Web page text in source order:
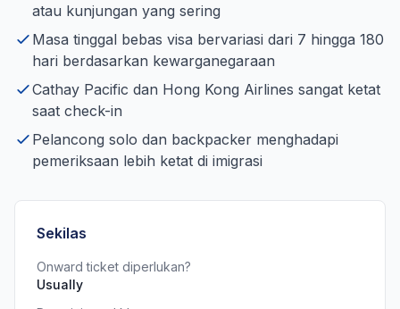
atau kunjungan yang sering
Masa tinggal bebas visa bervariasi dari 7 hingga 180
hari berdasarkan kewarganegaraan
Cathay Pacific dan Hong Kong Airlines sangat ketat
saat check-in
Pelancong solo dan backpacker menghadapi
pemeriksaan lebih ketat di imigrasi
Sekilas
Onward ticket diperlukan?
Usually